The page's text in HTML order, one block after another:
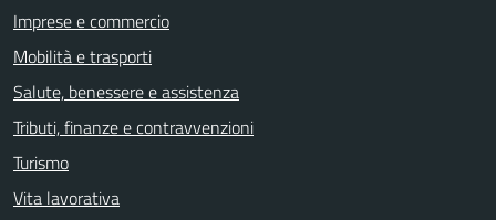
Imprese e commercio
Mobilità e trasporti
Salute, benessere e assistenza
Tributi, finanze e contravvenzioni
Turismo
Vita lavorativa